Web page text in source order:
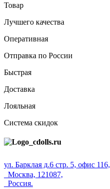
Товар
Лучшего качества
Оперативная
Отправка по России
Быстрая
Доставка
Лояльная
Система скидок
ул. Барклая д.6 стр. 5, офис 116,
Москва, 121087,
Россия.